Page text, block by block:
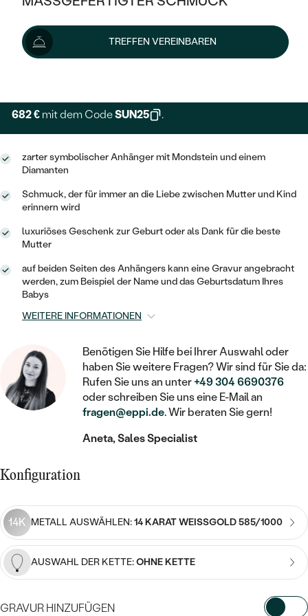
KLASSISCH
MEMOIRE
AUSSERGEWÖHNLICHE
GEHÄMMERTE
VON HAND GRAVIERTE
MIT FÜLLUNG
IM SET
NACH PREIS
GÜNSTIG
MIT MEHREREN DIAMANTEN
HALO
VINTAGE
IM SET
AUSSERGEWÖHNLICH
GESTALTE EINEN RING
DIAMANTEN ZUM EINFASSEN
LAB GROWN DIAMANTEN ZUM
EINFASSEN
FARBIGE DIAMANTEN ZUM EINFASSEN
NACH EDELSTEIN
MIT LAB GROWN DIAMANT
MIT MOISSANIT
MIT FARBIGEN DIAMANTEN
MIT SCHWARZEN DIAMANTEN
AUSVERKAUF
WENN SCHMUCK HILFT
NACH TYP
OHRRINGE
RINGE
ANHÄNGER / KETTEN
ARMBÄNDER
SCHMUCKSET
HERRENSCHMUCK
BROSCHEN
SCHMUCKZUBEHÖR
NACH MATERIAL
GOLD
SILBER
PLATIN
NACH STEIN
DIAMANTSCHMUCK
PLATIN
OHRSTECKER
CREOLEN
SOLITÄR
HERZ
KINDER
PIERCINGS
NACH STEIN
NACH PREIS
PREISWERTE
GOLD
SILBER
NACH STYL
SOLITÄR
ZUR GEBURT EINES KINDES
PERSONALISIERT
MIT STERNZEICHEN
MINIMALISTISCH
KETTEN
HERZKETTEN
NACH EDELSTEIN
MIT DIAMANT
MIT EDELSTEIN
PERLENKETTEN
NACH PREIS
AUSVERKAUF
GOLD
SILBER
PLATIN
NACH STYL
MEMOIRE
MINIMALISTISCHE
STATEMENT
PERSONALISIERT
NACH EDELSTEIN
MIT EDELSTEIN
PERLENRINGE
NACH PREIS
TREFFEN VEREINBAREN
909 €1 029 € -12 %
Schmuck ist auf Lager. Wir liefern ihn innerhalb von 24
Stunden.
682 € mit dem CodeSUN25 .
zarter symbolischer Anhänger mit Mondstein und einem
Diamanten
Schmuck, der für immer an die Liebe zwischen Mutter und Kind
erinnern wird
luxuriöses Geschenk zur Geburt oder als Dank für die beste
Mutter
auf beiden Seiten des Anhängers kann eine Gravur angebracht
werden, zum Beispiel der Name und das Geburtsdatum Ihres
Babys
WEITERE INFORMATIONEN
Benötigen Sie Hilfe bei Ihrer Auswahl oder
haben Sie weitere Fragen? Wir sind für Sie da:
Rufen Sie uns an unter+49 304 6690376
oder schreiben Sie uns eine E-Mail an
fragen@eppi.de. Wir beraten Sie gern!
Aneta, Sales Specialist
Konfiguration
14K METALL AUSWÄHLEN:14 KARAT WEISSGOLD 585/1000
AUSWAHL DER KETTE:OHNE KETTE
GRAVUR HINZUFÜGEN